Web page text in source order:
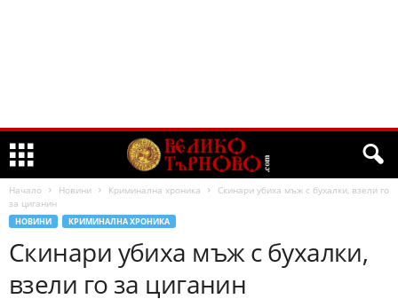
Начало Новини Криминална хроника
Скинари убиха мъж с бухалки, взели го
за циганин
НОВИНИ КРИМИНАЛНА ХРОНИКА
Скинари убиха мъж с бухалки,
взели го за циганин